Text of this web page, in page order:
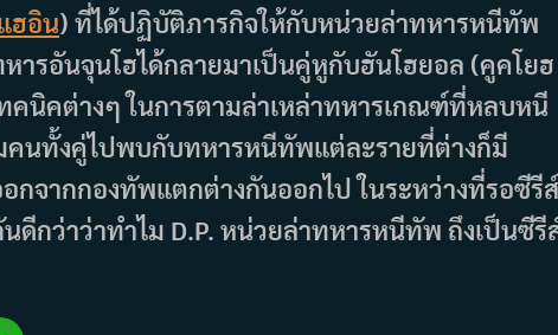
ฮอิน) ที่ได้ปฏิบัติภารกิจให้กับหน่วยล่าทหารหนีทัพ
ารอันจุนโฮได้กลายมาเป็นคู่หูกับฮันโฮยอล (คูคโยฮ
นิคต่างๆ ในการตามล่าเหล่าทหารเกณฑ์ที่หลบหนี
คนทั้งคู่ไปพบกับทหารหนีทัพแต่ละรายที่ต่างก็มี
กจากกองทัพแตกต่างกันออกไป ในระหว่างที่รอซีรีส์
นดีกว่าว่าทำไม D.P. หน่วยล่าทหารหนีทัพ ถึงเป็นซีรี